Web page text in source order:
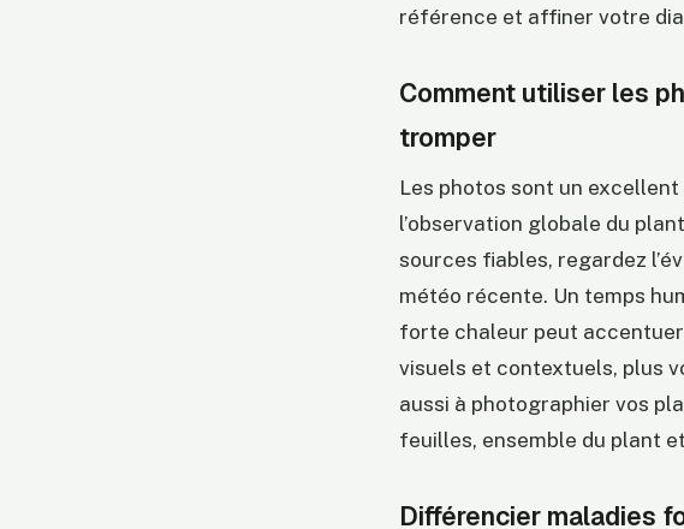
référence et affiner votre
Comment utiliser les
tromper
Les photos sont un
l’observation globale du
sources fiables, regardez
météo récente. Un temps
forte chaleur peut
visuels et contextuels, plus
aussi à photographier vos
feuilles, ensemble du plant
Différencier maladies